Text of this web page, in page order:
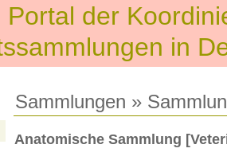
Portal der
in
Sammlungen »
Anatomische Sammlung